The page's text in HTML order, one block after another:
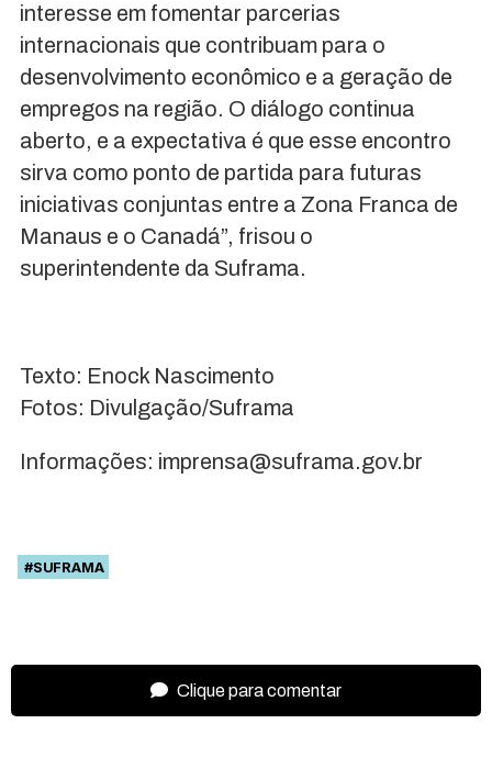
interesse em fomentar parcerias
internacionais que contribuam para o
desenvolvimento econômico e a geração de
empregos na região. O diálogo continua
aberto, e a expectativa é que esse encontro
sirva como ponto de partida para futuras
iniciativas conjuntas entre a Zona Franca de
Manaus e o Canadá”, frisou o
superintendente da Suframa.
Texto: Enock Nascimento
Fotos: Divulgação/Suframa
Informações: imprensa@suframa.gov.br
#SUFRAMA
Clique para comentar